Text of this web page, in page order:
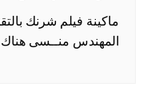
المهندس منــسى